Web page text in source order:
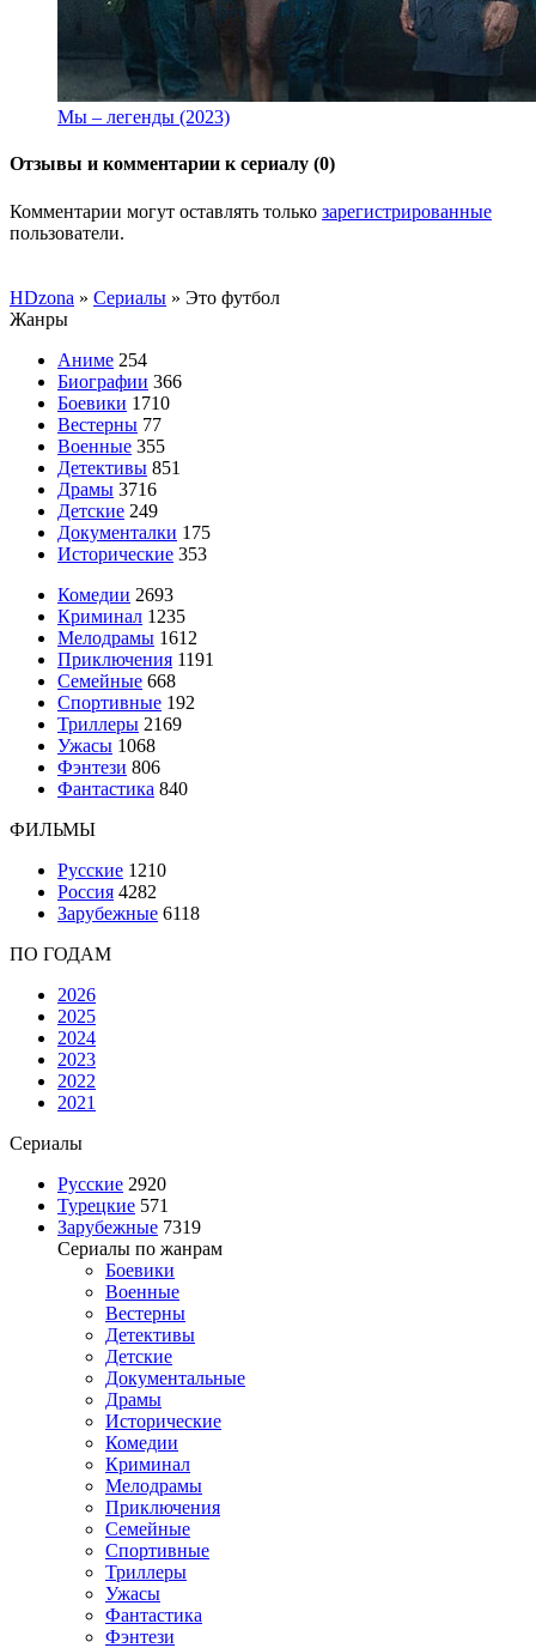
Мы – легенды (2023)
Отзывы и комментарии к сериалу (0)
Комментарии могут оставлять только зарегистрированные
пользователи.
HDzona » Сериалы » Это футбол
Жанры
Аниме 254
Биографии 366
Боевики 1710
Вестерны 77
Военные 355
Детективы 851
Драмы 3716
Детские 249
Документалки 175
Исторические 353
Комедии 2693
Криминал 1235
Мелодрамы 1612
Приключения 1191
Семейные 668
Спортивные 192
Триллеры 2169
Ужасы 1068
Фэнтези 806
Фантастика 840
ФИЛЬМЫ
Русские 1210
Россия 4282
Зарубежные 6118
ПО ГОДАМ
2026
2025
2024
2023
2022
2021
Сериалы
Русские 2920
Турецкие 571
Зарубежные 7319
Сериалы по жанрам
Боевики
Военные
Вестерны
Детективы
Детские
Документальные
Драмы
Исторические
Комедии
Криминал
Мелодрамы
Приключения
Семейные
Спортивные
Триллеры
Ужасы
Фантастика
Фэнтези